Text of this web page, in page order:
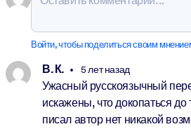
Войти, чтобы поделиться своим
В. К. 5 лет назад
Ужасный русскоязычный
искажены, что докопаться до
писал автор нет никакой